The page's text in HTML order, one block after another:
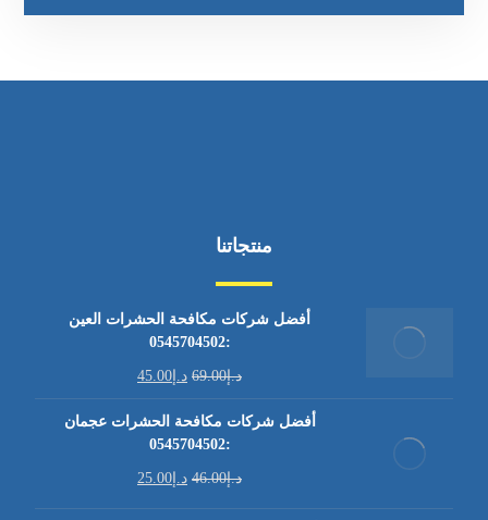
منتجاتنا
أفضل شركات مكافحة الحشرات العين
:0545704502
د.إ69.00 د.إ 45.00
أفضل شركات مكافحة الحشرات عجمان
:0545704502
د.إ46.00 د.إ 25.00